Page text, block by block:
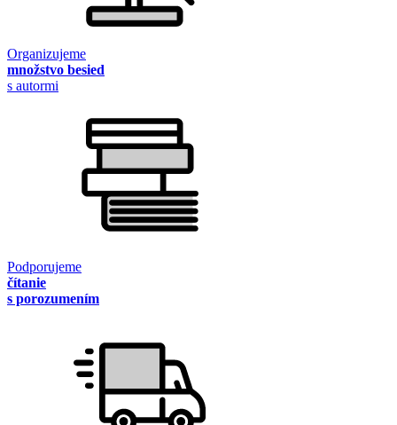
Organizujeme
množstvo besied
s autormi
Podporujeme
čítanie
s porozumením